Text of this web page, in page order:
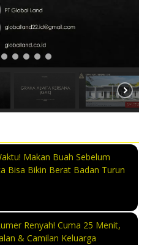
Makan Buah Sebelum
Bisa Bikin Berat Badan Turun
Renyah! Cuma 25 Menit,
& Camilan Keluarga